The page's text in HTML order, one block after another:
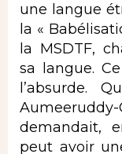
une langue
la «
la MSDTF,
sa langue.
l’absurde.
demandait,
peut avoir